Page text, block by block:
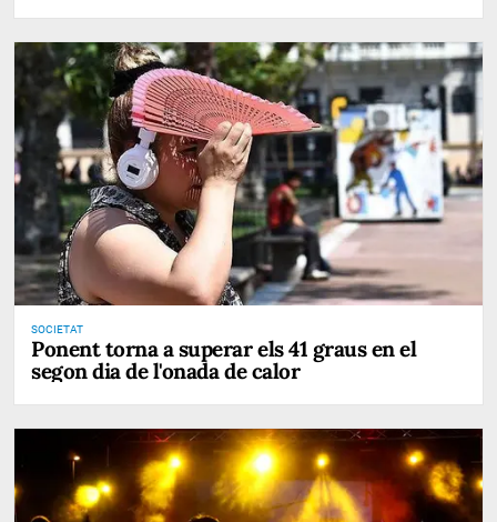
SOCIETAT
Ponent torna a superar els 41 graus en el
segon dia de l'onada de calor